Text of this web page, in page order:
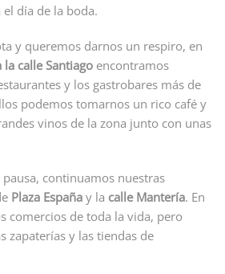
día de la boda.
y queremos darnos un respiro, en
la calle Santiago encontramos
y los gastrobares más de
podemos tomarnos un rico café y
vinos de la zona junto con unas
continuamos nuestras
Plaza España y la calle Mantería. En
comercios de toda la vida, pero
zapaterías y las tiendas de